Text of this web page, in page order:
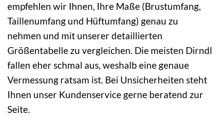
empfehlen wir Ihnen, Ihre Maße (Brustumfang,
Taillenumfang und Hüftumfang) genau zu
nehmen und mit unserer detaillierten
Größentabelle zu vergleichen. Die meisten Dirndl
fallen eher schmal aus, weshalb eine genaue
Vermessung ratsam ist. Bei Unsicherheiten steht
Ihnen unser Kundenservice gerne beratend zur
Seite.